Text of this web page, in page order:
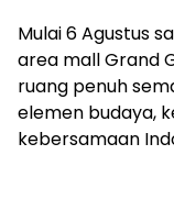
Mulai 6 Agustus
area mall Grand
ruang penuh
elemen budaya,
kebersamaan